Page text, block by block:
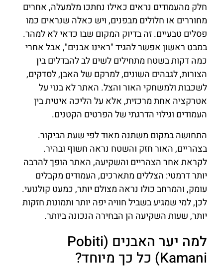
חלק מהעמודים נראים כאילו נחתכו מלמעלה, אחרים
מחוררים או חלולים מבפנים, ויש כאלה שנראים כמו
פסלים טבעיים. זה בדיוק המקום שבו כדאי לא למהר.
במבט ראשון אפשר להגיד "ראינו אבנים", אבל אחרי
כמה דקות בשטח מתחילים לשים לב להבדלים בין
הצורות, לגבהים השונים, למרקם של האבן, לסדקים,
לשכבות ולמשחקי האור והצל. האתר לא בנוי על
אטרקציה אחת מרכזית, אלא על הליכה איטית בין
העמודים וגילוי הדרגתי של הפרטים הקטנים.
התחושה במקום משתנה מאוד לפי שעת הביקור.
בצהריים, האור חזק והשטח נראה חשוף ובהיר.
לקראת אחר הצהריים והשקיעה, האתר הופך להרבה
יותר דרמטי: הצללים מתארכים, העמודים מקבלים
עומק, והמרחב כולו נראה מצולם יותר, כמעט קולנועי.
לכן, למי שמגיע בשביל חוויה יפה יותר ותמונות חזקות
יותר, שעות השקיעה הן הבחירה הנכונה ביותר.
למה יער האבנים (Pobiti
Kamani) כל כך מיוחד?